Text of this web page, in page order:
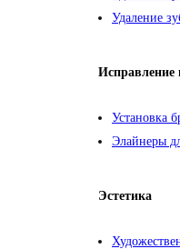
Удаление
Исправление
Установка
Элайнеры
Эстетика